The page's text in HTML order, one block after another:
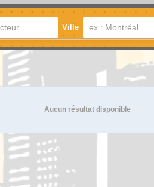
Ville
Aucun résultat disponible